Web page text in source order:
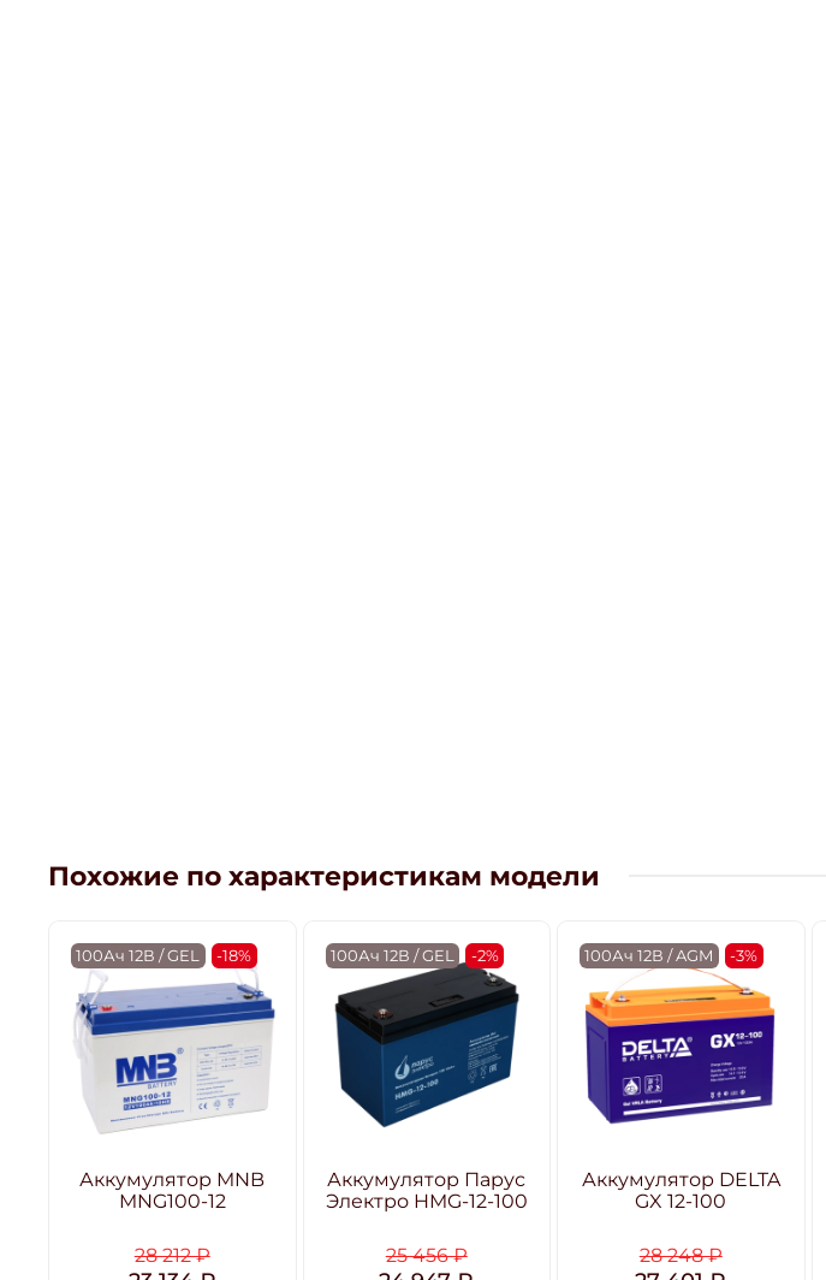
Похожие по характеристикам модели
100Ач 12В / GEL -18%
Аккумулятор MNB
MNG100-12
28 212 ₽
100Ач 12В / GEL -2%
Аккумулятор Парус
Электро HMG-12-100
25 456 ₽
100Ач 12В / AGM -3%
Аккумулятор DELTA
GX 12-100
28 248 ₽